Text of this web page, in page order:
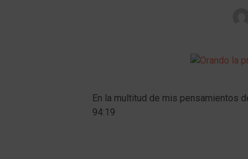
En la multitud de mis pensamientos
94:19